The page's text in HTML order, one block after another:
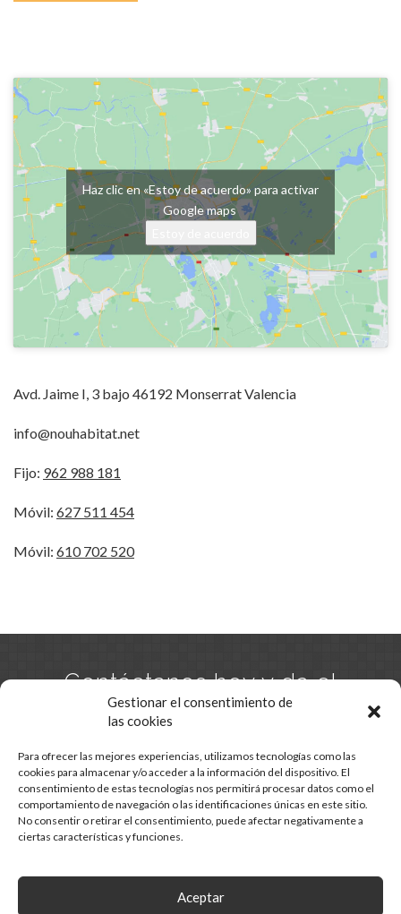
Gestionar el consentimiento de
las cookies
Para ofrecer las mejores experiencias, utilizamos tecnologías como las
cookies para almacenar y/o acceder a la información del dispositivo. El
consentimiento de estas tecnologías nos permitirá procesar datos como el
comportamiento de navegación o las identificaciones únicas en este sitio.
No consentir o retirar el consentimiento, puede afectar negativamente a
ciertas características y funciones.
Aceptar
Haz clic en «Estoy de acuerdo» para activar
Google maps
Avd. Jaime I, 3 bajo 46192 Monserrat Valencia
info@nouhabitat.net
Fijo: 962 988 181
Móvil: 627 511 454
Móvil: 610 702 520
Contáctanos hoy y da el
primer paso hacia tu
hogar.
CONTACTO